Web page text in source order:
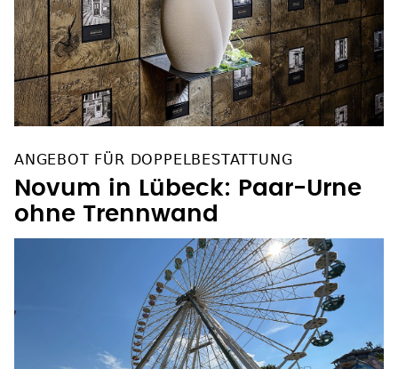
ANGEBOT FÜR DOPPELBESTATTUNG
Novum in Lübeck: Paar-Urne
ohne Trennwand